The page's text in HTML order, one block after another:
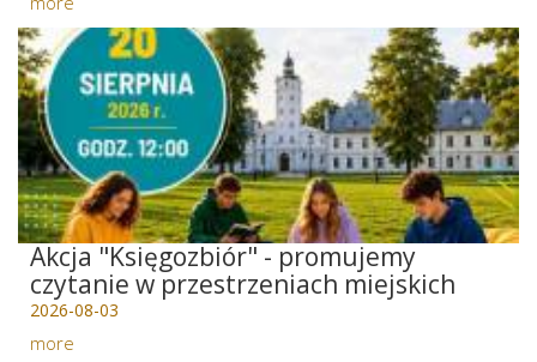
Akcja "Księgozbiór" - promujemy
czytanie w przestrzeniach miejskich
2026-08-03
more